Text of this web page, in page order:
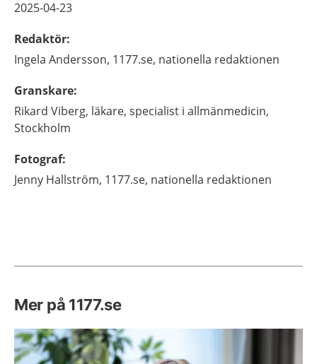
2025-04-23
Redaktör:
Ingela Andersson, 1177.se, nationella redaktionen
Granskare:
Rikard Viberg, läkare, specialist i allmänmedicin,
Stockholm
Fotograf:
Jenny Hallström, 1177.se, nationella redaktionen
Mer på 1177.se